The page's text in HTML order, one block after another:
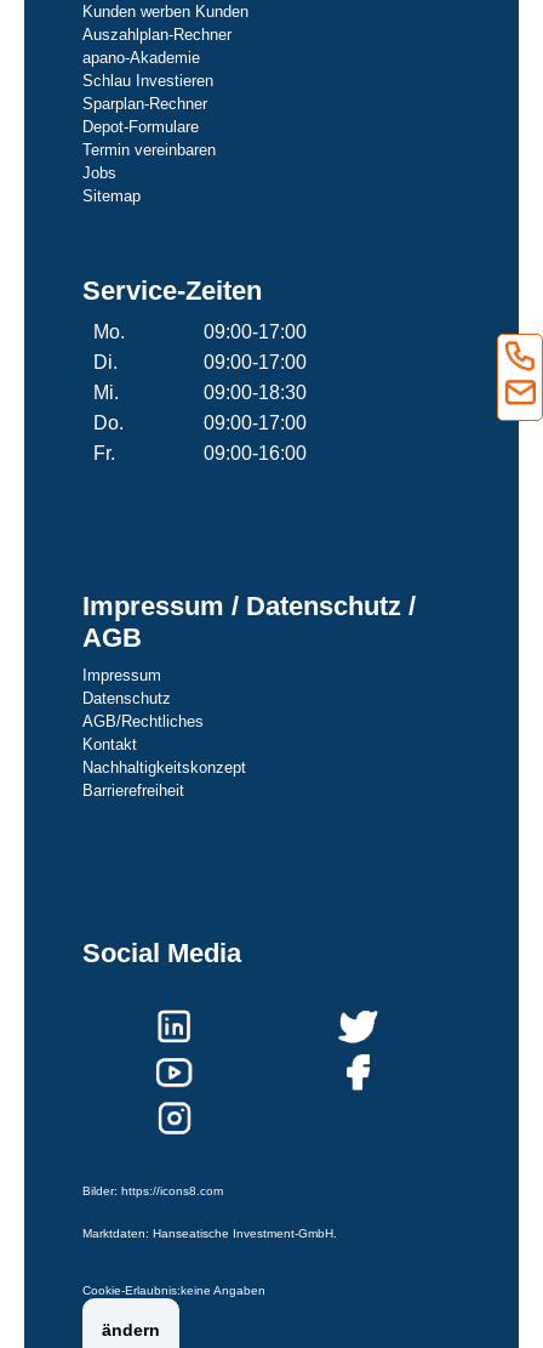
Kunden werben Kunden
Auszahlplan-Rechner
apano-Akademie
Schlau Investieren
Sparplan-Rechner
Depot-Formulare
Termin vereinbaren
Jobs
Sitemap
Service-Zeiten
Mo.
09:00-17:00
Di.
09:00-17:00
Mi.
09:00-18:30
Do.
09:00-17:00
Fr.
09:00-16:00
Impressum / Datenschutz /
AGB
Impressum
Datenschutz
AGB/Rechtliches
Kontakt
Nachhaltigkeitskonzept
Barrierefreiheit
Social Media
Bilder: https://icons8.com
Marktdaten: Hanseatische Investment-GmbH.
Cookie-Erlaubnis:keine Angaben
ändern